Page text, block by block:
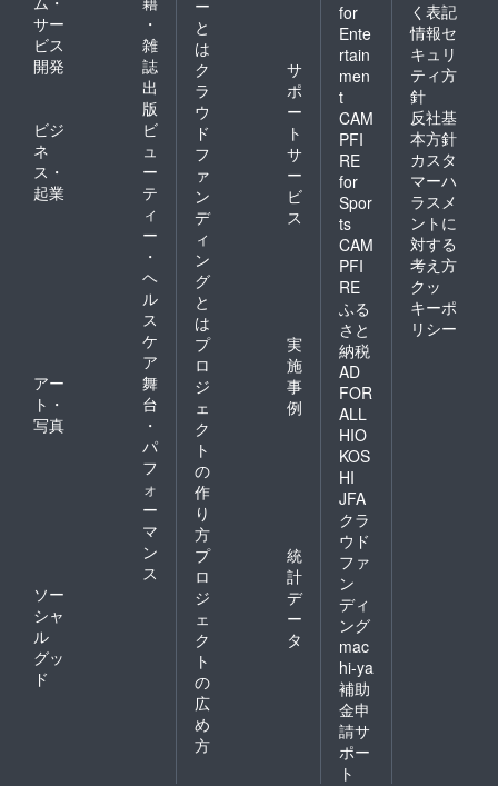
サー
ビス
開発
・
雑
誌
出
版
ビジ
ネ
ス・
起業
ビ
ュ
ー
テ
ィ
ー
・
ヘ
ル
ス
ケ
ア
アー
ト・
写真
舞
台
・
パ
フ
ォ
ー
マ
ン
ス
ソー
シャ
ル
グッ
ド
ー
と
は
ク
ラ
ウ
ド
フ
ァ
ン
デ
ィ
ン
グ
と
は
サ
ポ
ー
ト
サ
ー
ビ
ス
プ
ロ
ジ
ェ
ク
ト
の
作
り
方
実
施
事
例
プ
ロ
ジ
ェ
ク
ト
の
広
め
方
統
計
デ
ー
タ
for
Ente
rtain
men
t
CAM
PFI
RE
for
Spor
ts
CAM
PFI
RE
ふる
さと
納税
AD
FOR
ALL
HIO
KOS
HI
JFA
クラ
ウド
ファ
ン
ディ
ング
mac
hi-ya
補助
金申
請サ
ポー
ト
く表記
情報セ
キュリ
ティ方
針
反社基
本方針
カスタ
マーハ
ラスメ
ントに
対する
考え方
クッ
キーポ
リシー